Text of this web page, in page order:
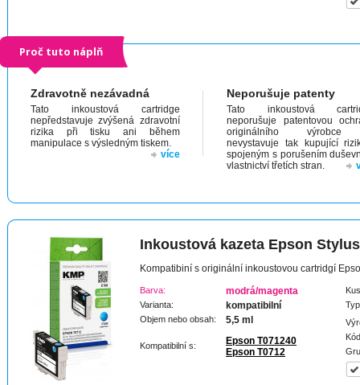
Proč tuto náplň
Zdravotně nezávadná
Tato inkoustová cartridge
nepředstavuje zvýšená zdravotní
rizika při tisku ani během
manipulace s výsledným tiskem.
více
Neporušuje patenty
Tato inkoustová
neporušuje patentovou
originálního
nevystavuje tak kupující
spojeným s porušením
vlastnictví třetích stran.
Inkoustová kazeta Epson
Kompatibiní s originální inkoustovou cartridgí
Barva: modrá/magenta
Varianta: kompatibilní
Objem nebo obsah: 5,5 ml
Kompatibilní s:
Epson T071240
Epson T0712